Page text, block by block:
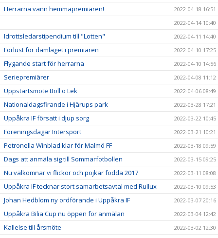
Herrarna vann hemmapremiären!
2022-04-18 16:51
2022-04-14 10:40
Idrottsledarstipendium till "Lotten" 2022-04-11 14:40
Förlust för damlaget i premiären 2022-04-10 17:25
Flygande start för herrarna 2022-04-10 14:56
Seriepremiärer 2022-04-08 11:12
Uppstartsmöte Boll o Lek 2022-04-06 08:49
Nationaldagsfirande i Hjärups park 2022-03-28 17:21
Uppåkra IF försatt i djup sorg 2022-03-22 10:45
Föreningsdagar Intersport 2022-03-21 10:21
Petronella Winblad klar för Malmö FF 2022-03-18 09:59
Dags att anmäla sig till Sommarfotbollen 2022-03-15 09:25
Nu välkomnar vi flickor och pojkar födda 2017 2022-03-11 08:08
Uppåkra IF tecknar stort samarbetsavtal med Rullux 2022-03-10 09:53
Johan Hedblom ny ordförande i Uppåkra IF 2022-03-07 20:16
Uppåkra Bilia Cup nu öppen för anmälan 2022-03-04 12:42
Kallelse till årsmöte 2022-03-02 12:30